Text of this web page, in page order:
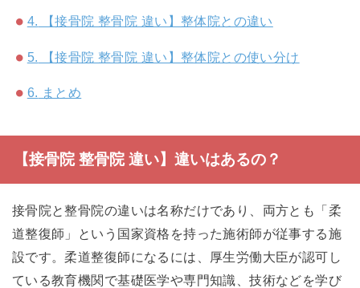
4. 【接骨院 整骨院 違い】整体院との違い
5. 【接骨院 整骨院 違い】整体院との使い分け
6. まとめ
【接骨院 整骨院 違い】違いはあるの？
接骨院と整骨院の違いは名称だけであり、両方とも「柔
道整復師」という国家資格を持った施術師が従事する施
設です。柔道整復師になるには、厚生労働大臣が認可し
ている教育機関で基礎医学や専門知識、技術などを学び